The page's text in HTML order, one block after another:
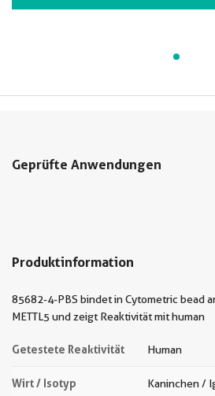
Geprüfte Anwendungen
Produktinformation
85682-4-PBS bindet in Cytometric bead
METTL5 und zeigt Reaktivität mit human
Getestete Reaktivität Human
Wirt / Isotyp Kaninchen /